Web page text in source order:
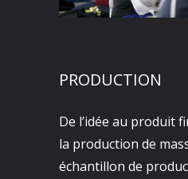
PRODUCTION
De l’idée au produit
la production de
échantillon de